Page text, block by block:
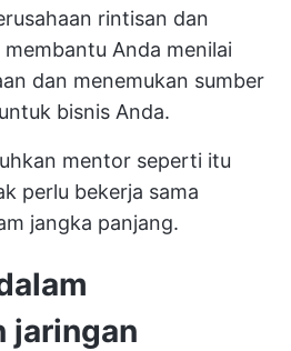
rintisan dan
Anda menilai
dan menemukan sumber
bisnis Anda.
mentor seperti itu
perlu bekerja sama
jangka panjang.
jaringan